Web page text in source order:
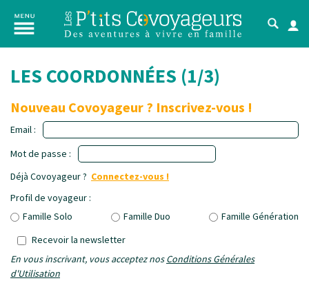
LES COORDONNÉES (1/3)
Nouveau Covoyageur ? Inscrivez-vous !
Email :
Mot de passe :
Déjà Covoyageur ? Connectez-vous !
Profil de voyageur :
Famille Solo
Famille Duo
Famille Génération
Recevoir la newsletter
En vous inscrivant, vous acceptez nosConditions Générales
d'Utilisation